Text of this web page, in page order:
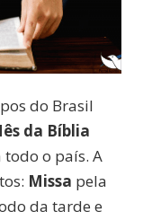
do Brasil
da Bíblia
o país. A
Missa pela
da tarde e